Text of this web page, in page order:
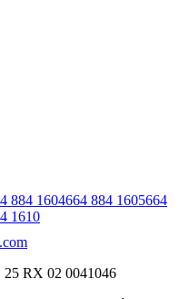
884 1604664 884 1605664
1610
25 RX 02 0041046